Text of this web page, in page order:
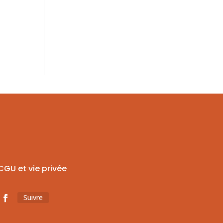
et vie privée
Suivre